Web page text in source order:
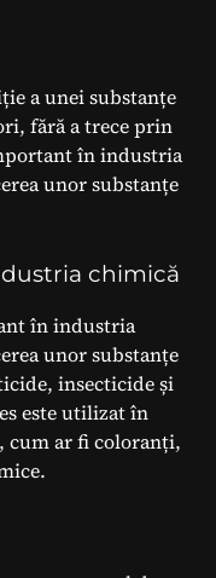
a unei substanțe
fără a trece prin
în industria
unor substanțe
chimică
în industria
unor substanțe
insecticide și
este utilizat în
cum ar fi coloranți,